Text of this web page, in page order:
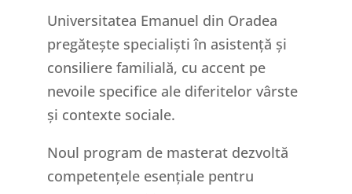
Universitatea Emanuel din Oradea
pregătește specialiști în asistență și
consiliere familială, cu accent pe
nevoile specifice ale diferitelor vârste
și contexte sociale.
Noul program de masterat dezvoltă
competențele esențiale pentru